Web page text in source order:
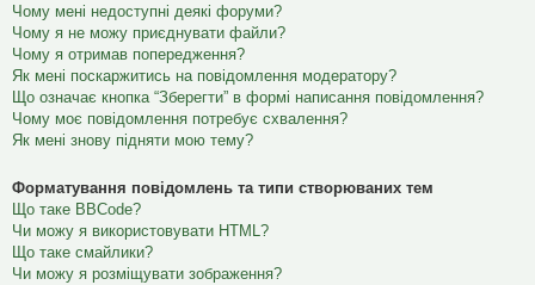
Чому мені недоступні деякі форуми?
Чому я не можу приєднувати файли?
Чому я отримав попередження?
Як мені поскаржитись на повідомлення модератору?
Що означає кнопка “Зберегти” в формі написання повідомлення?
Чому моє повідомлення потребує схвалення?
Як мені знову підняти мою тему?
Форматування повідомлень та типи створюваних тем
Що таке BBCode?
Чи можу я використовувати HTML?
Що таке смайлики?
Чи можу я розміщувати зображення?